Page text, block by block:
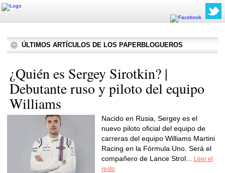
ÚLTIMOS ARTÍCULOS DE LOS PAPERBLOGUEROS
¿Quién es Sergey Sirotkin? |
Debutante ruso y piloto del equipo
Williams
Nacido en Rusia, Sergey es el
nuevo piloto oficial del equipo de
carreras del equipo Williams Martini
Racing en la Fórmula Uno. Será el
compañero de Lance Strol...
Leer el
resto